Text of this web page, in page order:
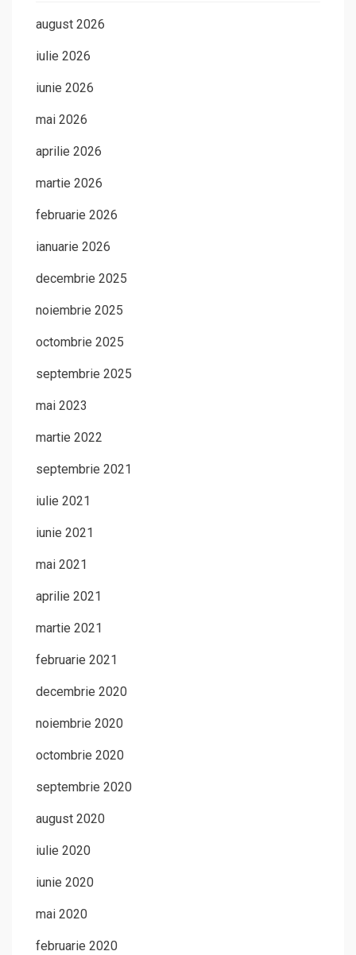
august 2026
iulie 2026
iunie 2026
mai 2026
aprilie 2026
martie 2026
februarie 2026
ianuarie 2026
decembrie 2025
noiembrie 2025
octombrie 2025
septembrie 2025
mai 2023
martie 2022
septembrie 2021
iulie 2021
iunie 2021
mai 2021
aprilie 2021
martie 2021
februarie 2021
decembrie 2020
noiembrie 2020
octombrie 2020
septembrie 2020
august 2020
iulie 2020
iunie 2020
mai 2020
februarie 2020